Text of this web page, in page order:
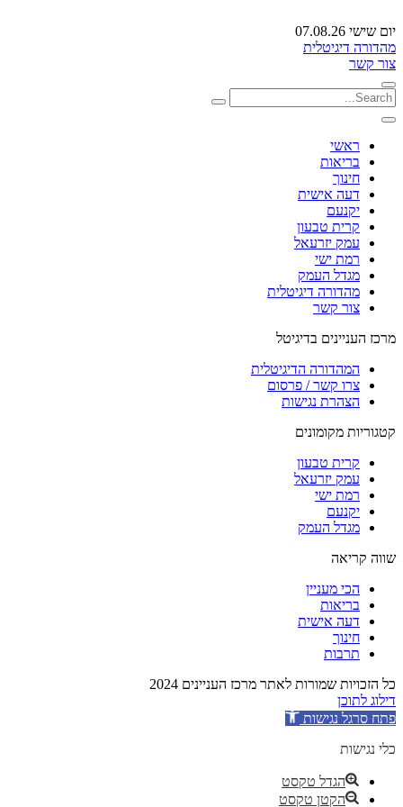
יום שישי 07.08.26
מהדורה דיגיטלית
צור קשר
ראשי
בריאות
חינוך
דעה אישית
יקנעם
קרית טבעון
עמק יזרעאל
רמת ישי
מגדל העמק
מהדורה דיגיטלית
צור קשר
מרכז העניינים בדיגיטל
המהדורה הדיגיטלית
צרו קשר / פרסום
הצהרת נגישות
קטגוריות מקומונים
קרית טבעון
עמק יזרעאל
רמת ישי
יקנעם
מגדל העמק
שווה קריאה
הכי מעניין
בריאות
דעה אישית
חינוך
תרבות
כל הזכויות שמורות לאתר מרכז העניינים 2024
דילוג לתוכן
פתח סרגל נגישות
כלי נגישות
הגדל טקסט
הקטן טקסט